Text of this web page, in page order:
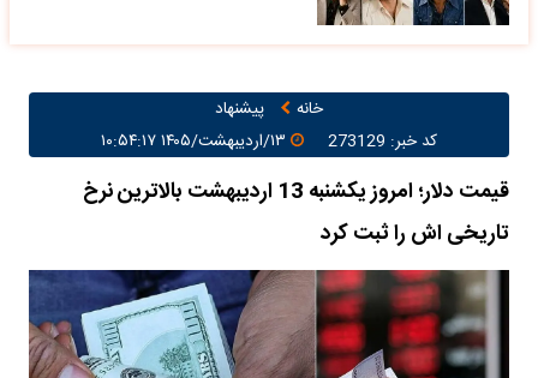
خانه
پیشنهاد
کد خبر: 273129
قیمت دلار؛ امروز یکشنبه 13 اردیبهشت بالاترین نرخ
تاریخی اش را ثبت کرد